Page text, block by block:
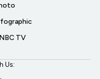
TV
Us: